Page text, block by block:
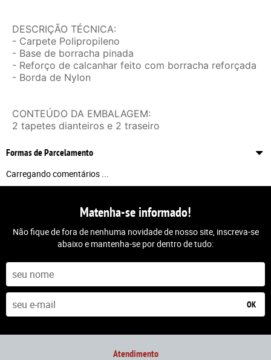
DESCRIÇÃO TÉCNICA:
- Carpete Polipropileno
- Base de borracha pinada
- Reforço de calcanhar feito com borracha reforçada
- Borda de Nylon
CONTEÚDO DA EMBALAGEM:
2 tapetes dianteiros e 2 traseiro
Formas de Parcelamento
Carregando comentários ...
Matenha-se informado!
Não fique de fora de nenhuma novidade de nosso site, inscreva-se
abaixo e mantenha-se por dentro de tudo:
OK
Atendimento